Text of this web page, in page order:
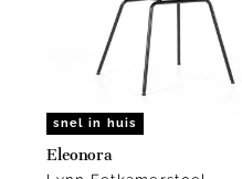
snel in huis
Eleonora